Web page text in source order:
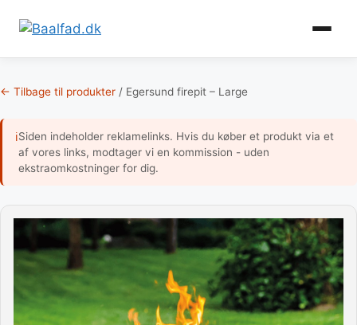
til
← Tilbage til produkter / Egersund firepit – Large
ℹSiden indeholder reklamelinks. Hvis du køber et produkt via et
af vores links, modtager vi en kommission - uden
ekstraomkostninger for dig.